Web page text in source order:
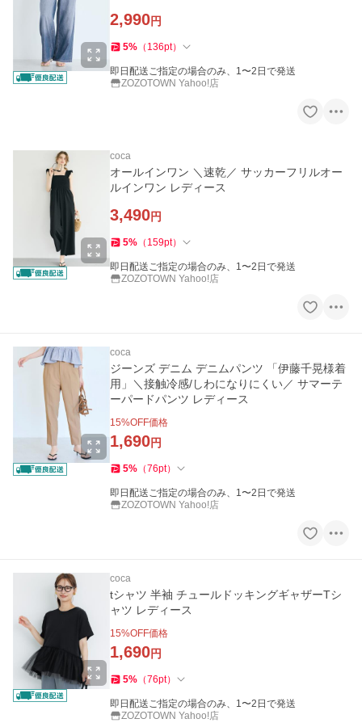
2,990円
5% （ 136pt）
即日配送ご指定の場合のみ、1〜2日で発送
ZOZOTOWN Yahoo!店
coca
オールインワン ＼速乾／ サッカーフリルオー
ルインワン レディース
3,490円
5% （ 159pt）
即日配送ご指定の場合のみ、1〜2日で発送
ZOZOTOWN Yahoo!店
coca
ジーンズ デニム デニムパンツ 「伊藤千晃様着
用」＼接触冷感/しわになりにくい／ サマーテ
ーパードパンツ レディース
15%OFF価格
1,690円
5% （76pt）
即日配送ご指定の場合のみ、1〜2日で発送
ZOZOTOWN Yahoo!店
coca
tシャツ 半袖 チュールドッキングギャザーTシ
ャツ レディース
15%OFF価格
1,690円
5% （76pt）
即日配送ご指定の場合のみ、1〜2日で発送
ZOZOTOWN Yahoo!店